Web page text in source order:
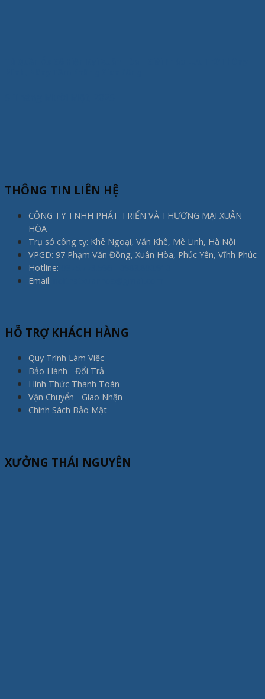
THÔNG TIN LIÊN HỆ
CÔNG TY TNHH PHÁT TRIỂN VÀ THƯƠNG MẠI XUÂN
HÒA
Trụ sở công ty: Khê Ngoại, Văn Khê, Mê Linh, Hà Nội
VPGD: 97 Phạm Văn Đồng, Xuân Hòa, Phúc Yên, Vĩnh Phúc
Hotline:
-
Email:
HỖ TRỢ KHÁCH HÀNG
Quy Trình Làm Việc
Bảo Hành - Đổi Trả
Hình Thức Thanh Toán
Vận Chuyển - Giao Nhận
Chính Sách Bảo Mật
XƯỞNG THÁI NGUYÊN